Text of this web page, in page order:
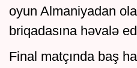
oyun Almaniyadan
briqadasına həvalə
Final matçında baş